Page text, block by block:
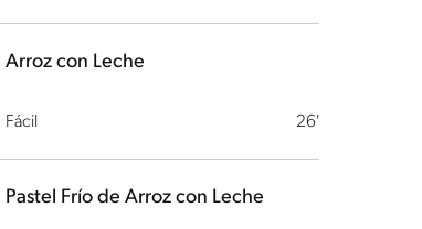
Fácil 26'
Arroz con Leche
Pastel Frío de Arroz con Leche